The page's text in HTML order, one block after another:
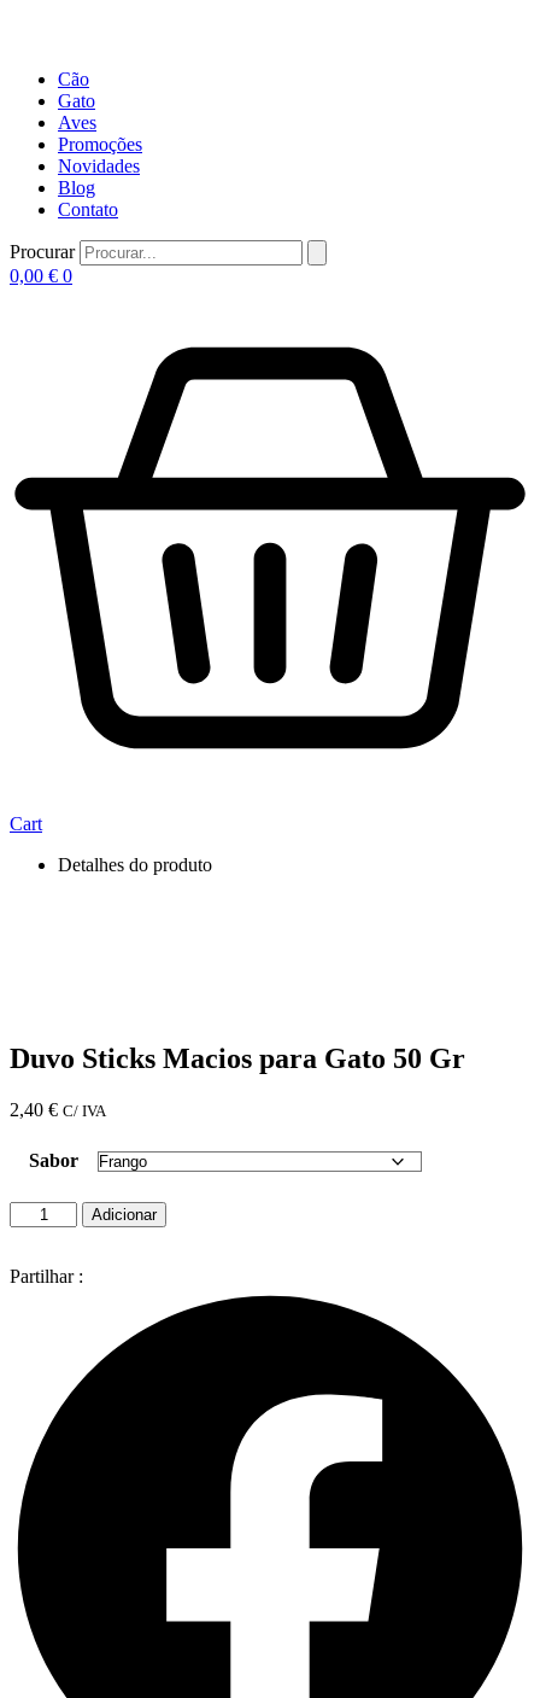
Cão
Gato
Aves
Promoções
Novidades
Blog
Contato
Procurar
0,00 € 0
Cart
Detalhes do produto
Duvo Sticks Macios para Gato 50 Gr
2,40 € C/ IVA
Sabor
Quantidade
de
Sticks
Adicionar
Partilhar :